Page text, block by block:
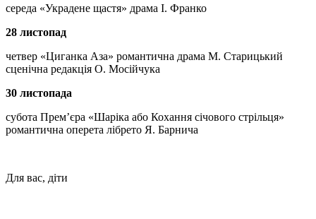
середа «Украдене щастя» драма І. Франко
28 листопад
четвер «Циганка Аза» романтична драма М. Старицький
сценічна редакція О. Мосійчука
30 листопада
субота Прем’єра «Шаріка або Кохання січового стрільця»
романтична оперета лібрето Я. Барнича
Для вас, діти